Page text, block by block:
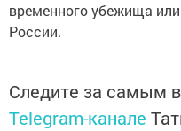
временного убежища
России.
Следите за самым
Telegram-канале